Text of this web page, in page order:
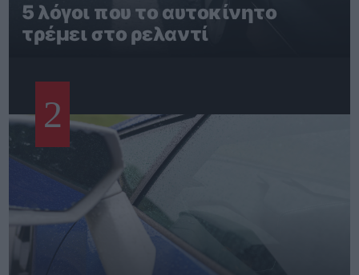
5 λόγοι που το αυτοκίνητο
τρέμει στο ρελαντί
2